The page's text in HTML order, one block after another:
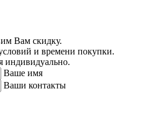
Вам скидку.
и времени покупки.
индивидуально.
Ваше имя
Ваши контакты